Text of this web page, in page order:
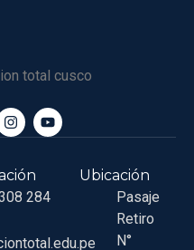
284
Ubicación
Pasaje
Retiro
N°